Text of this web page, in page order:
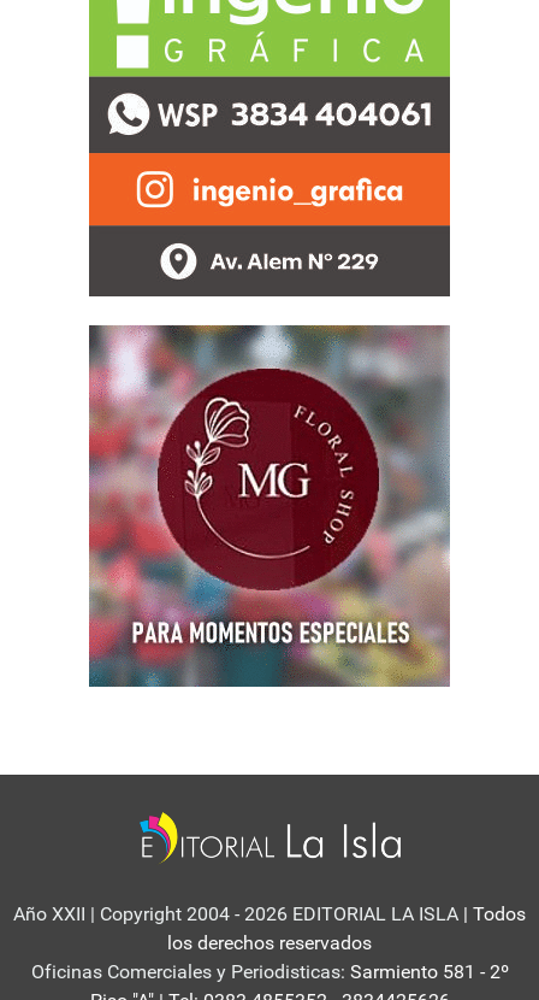
Año XXII | Copyright 2004 - 2026 EDITORIAL LA ISLA | Todos
los derechos reservados
Oficinas Comerciales y Periodisticas: Sarmiento 581 - 2º